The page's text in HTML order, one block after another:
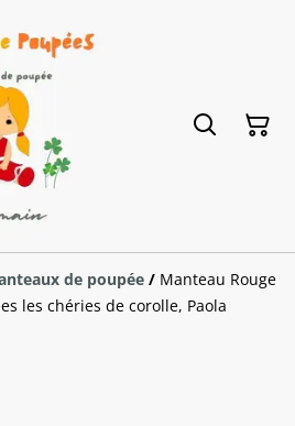
de poupée / Manteau Rouge
les chéries de corolle, Paola